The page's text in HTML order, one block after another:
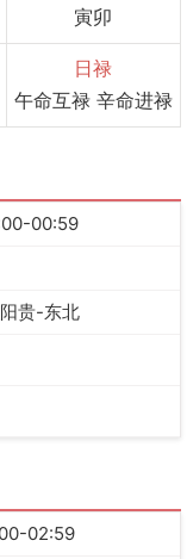
寅卯
日禄
午命互禄 辛命进禄
00:59
贵-东北
02:59